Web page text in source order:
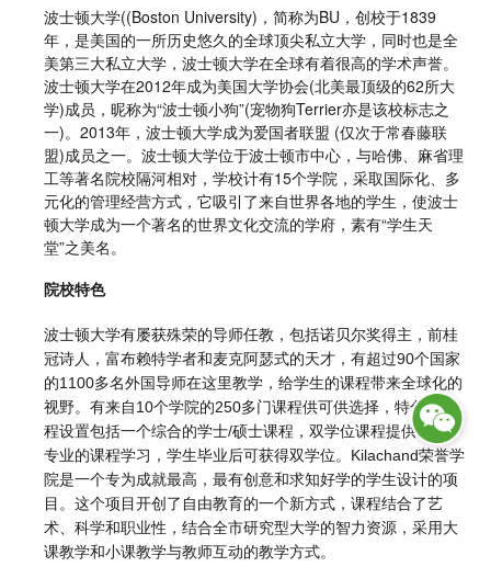
波士顿大学((Boston University)，简称为BU，创校于1839
年，是美国的一所历史悠久的全球顶尖私立大学，同时也是全
美第三大私立大学，波士顿大学在全球有着很高的学术声誉。
波士顿大学在2012年成为美国大学协会(北美最顶级的62所大
学)成员，昵称为“波士顿小狗”(宠物狗Terrier亦是该校标志之
一)。2013年，波士顿大学成为爱国者联盟 (仅次于常春藤联
盟)成员之一。波士顿大学位于波士顿市中心，与哈佛、麻省理
工等著名院校隔河相对，学校计有15个学院，采取国际化、多
元化的管理经营方式，它吸引了来自世界各地的学生，使波士
顿大学成为一个著名的世界文化交流的学府，素有“学生天
堂”之美名。
院校特色
波士顿大学有屡获殊荣的导师任教，包括诺贝尔奖得主，前桂
冠诗人，富布赖特学者和麦克阿瑟式的天才，有超过90个国家
的1100多名外国导师在这里教学，给学生的课程带来全球化的
视野。 有来自10个学院的250多门课程供可供选择， 特色的课
程设置包括一个综合的学士/硕士课程，双学位课程提供了两个
专业的课程学习， 学生毕业后可获得双学位。 Kilachand荣誉学
院是一个专为成就最高，最有创意和求知好学的学生设计的项
目。这个项目开创了自由教育的一个新方式，课程结合了艺
术、科学和职业性，结合全市研究型大学的智力资源，采用大
课教学和小课教学与教师互动的教学方式。